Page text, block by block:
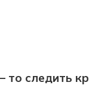
то следить